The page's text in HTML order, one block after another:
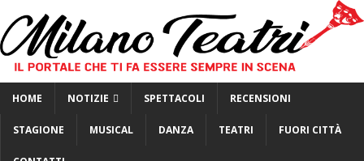
HOME NOTIZIE SPETTACOLI RECENSIONI
STAGIONE MUSICAL DANZA TEATRI FUORI CITTÀ